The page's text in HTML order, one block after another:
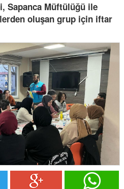
Sapanca Müftülüğü ile
oluşan grup için iftar